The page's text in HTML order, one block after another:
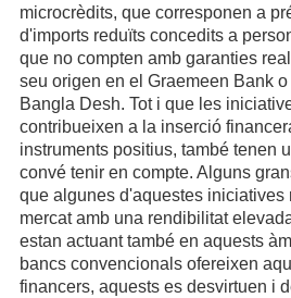
microcrèdits, que corresponen a
d'imports reduïts concedits a
que no compten amb garanties
seu origen en el Graemeen Bank
Bangla Desh. Tot i que les
contribueixen a la inserció
instruments positius, també tenen
convé tenir en compte. Alguns
que algunes d'aquestes iniciatives
mercat amb una rendibilitat
estan actuant també en aquests
bancs convencionals ofereixen
financers, aquests es desvirtuen i